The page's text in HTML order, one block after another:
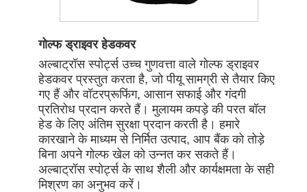
गोल्फ ड्राइवर हेडकवर
अल्बाट्रॉस स्पोर्ट्स उच्च गुणवत्ता वाले गोल्फ ड्राइवर
हेडकवर प्रस्तुत करता है, जो पीयू सामग्री से तैयार किए
गए हैं और वॉटरप्रूफिंग, आसान सफाई और गंदगी
प्रतिरोध प्रदान करते हैं। मुलायम कपड़े की परत बॉल
हेड के लिए अंतिम सुरक्षा प्रदान करती है। हमारे
कारखाने के माध्यम से निर्मित उत्पाद, आप बैंक को तोड़े
बिना अपने गोल्फ खेल को उन्नत कर सकते हैं।
अल्बाट्रॉस स्पोर्ट्स के साथ शैली और कार्यक्षमता के सही
मिश्रण का अनुभव करें।